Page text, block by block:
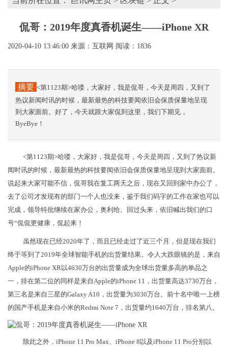
侃哥：2019年度真香机诞生——iPhone XR
2020-04-10 13:46:00 来源：互联网 阅读：1836
摘要 <第1123期>哈喽，大家好，我是侃哥，今天是周四，又到了
热议新闻时讯的时候，最新最热的科技要闻依旧会保质保量地呈现
到大家面前。好了，今天就跟大家侃到这里，我们下期见，
ByeBye！
<第1123期>哈喽，大家好，我是侃哥，今天是周四，又到了热议新
闻时讯的时候，最新最热的科技要闻依旧会保质保量地呈现到大家面前。
说起来大家可能不信，侃哥我在复工两天之后，现在又回到家中办公了，
去了公司才发现有的部门一个人也没来，鉴于我们码字的工作在家也可以
完成，领导特批继续在家办公，奥利给。回过头来，依旧喊出我们的口
号“侃侃更健康，侃起来！
虽然现在已经2020年了，而且已经走过了近三个月，但是现在我们
终于等到了2019年全球智能手机的出货量结果。令人大跌眼镜的是，来自
Apple的iPhone XR以4630万台的出货量成为全球出货量多高的单品之
一，排在第二位的同样是来自Apple的iPhone 11，出货量高达3730万台，
第三名是来自三星的Galaxy A10，出货量为3030万台。前十名中唯一上榜
的国产手机是来自小米的Redmi Note 7，出货量约1640万台，排名第八。
除此之外，iPhone 11 Pro Max、iPhone 8以及iPhone 11 Pro分别以